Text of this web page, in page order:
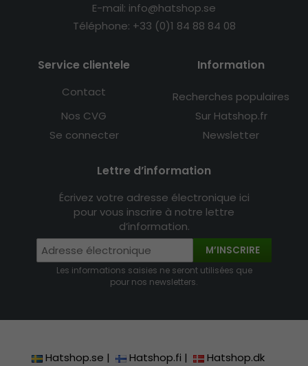
E-mail: info@hatshop.se
Téléphone: +33 (0)1 84 88 84 08
Service clientele
Contact
Nos CVG
Se connecter
Information
Recherches populaires
Sur Hatshop.fr
Newsletter
Lettre d’information
Écrivez votre adresse électronique ici
pour vous inscrire à notre lettre
d’information.
M’INSCRIRE
Les informations saisies ne seront utilisées que
pour nos newsletters.
Hatshop.se | Hatshop.fi |
Hatshop.dk